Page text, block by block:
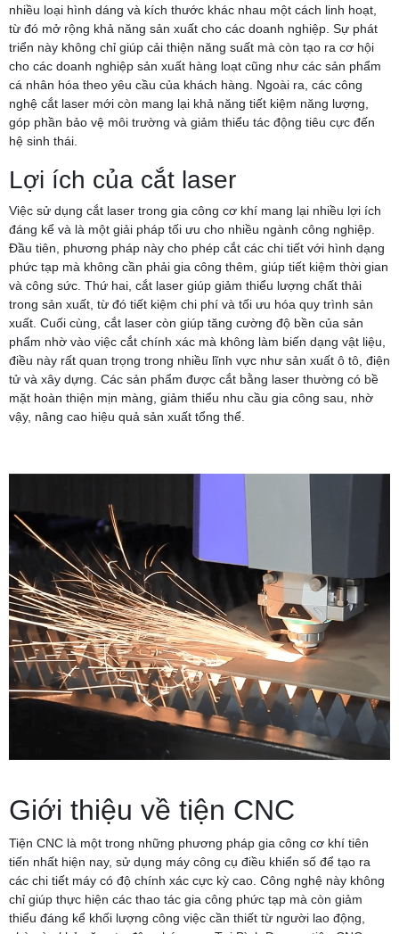
nhiều loại hình dáng và kích thước khác nhau một cách linh hoạt,
từ đó mở rộng khả năng sản xuất cho các doanh nghiệp. Sự phát
triển này không chỉ giúp cải thiện năng suất mà còn tạo ra cơ hội
cho các doanh nghiệp sản xuất hàng loạt cũng như các sản phẩm
cá nhân hóa theo yêu cầu của khách hàng. Ngoài ra, các công
nghệ cắt laser mới còn mang lại khả năng tiết kiệm năng lượng,
góp phần bảo vệ môi trường và giảm thiểu tác động tiêu cực đến
hệ sinh thái.
Lợi ích của cắt laser
Việc sử dụng cắt laser trong gia công cơ khí mang lại nhiều lợi ích
đáng kể và là một giải pháp tối ưu cho nhiều ngành công nghiệp.
Đầu tiên, phương pháp này cho phép cắt các chi tiết với hình dạng
phức tạp mà không cần phải gia công thêm, giúp tiết kiệm thời gian
và công sức. Thứ hai, cắt laser giúp giảm thiểu lượng chất thải
trong sản xuất, từ đó tiết kiệm chi phí và tối ưu hóa quy trình sản
xuất. Cuối cùng, cắt laser còn giúp tăng cường độ bền của sản
phẩm nhờ vào việc cắt chính xác mà không làm biến dạng vật liệu,
điều này rất quan trọng trong nhiều lĩnh vực như sản xuất ô tô, điện
tử và xây dựng. Các sản phẩm được cắt bằng laser thường có bề
mặt hoàn thiện mịn màng, giảm thiểu nhu cầu gia công sau, nhờ
vậy, nâng cao hiệu quả sản xuất tổng thể.
Giới thiệu về tiện CNC
Tiện CNC là một trong những phương pháp gia công cơ khí tiên
tiến nhất hiện nay, sử dụng máy công cụ điều khiển số để tạo ra
các chi tiết máy có độ chính xác cực kỳ cao. Công nghệ này không
chỉ giúp thực hiện các thao tác gia công phức tạp mà còn giảm
thiểu đáng kể khối lượng công việc cần thiết từ người lao động,